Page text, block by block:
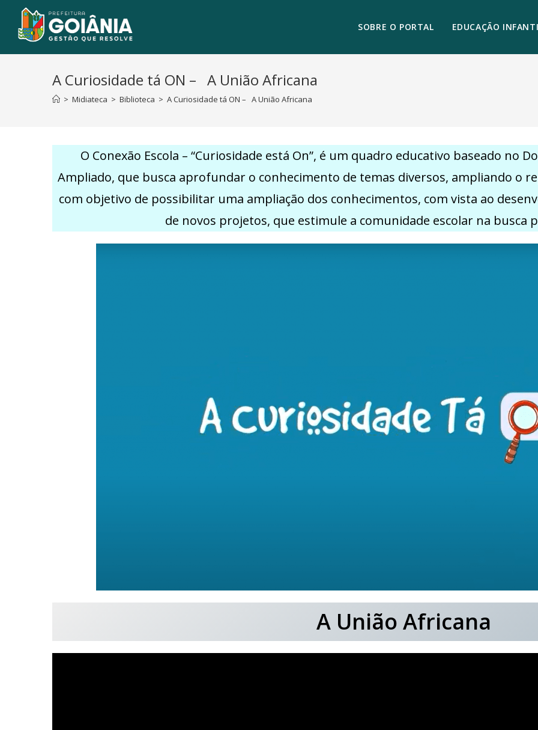
SOBRE O PORTAL EDUCAÇÃO
A Curiosidade tá ON – A União Africana
> Midiateca > Biblioteca > A Curiosidade tá ON – A União Africana
O Conexão Escola – “Curiosidade está On”, é um quadro educativo baseado no
Ampliado, que busca aprofundar o conhecimento de temas diversos, ampliando o
com objetivo de possibilitar uma ampliação dos conhecimentos, com vista ao
de novos projetos, que estimule a comunidade escolar na busca
A União Africana